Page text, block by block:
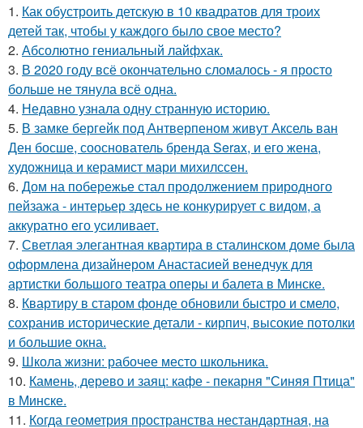
1. Как обустроить детскую в 10 квадратов для троих
детей так, чтобы у каждого было свое место?
2. Абсолютно гениальный лайфхак.
3. В 2020 году всё окончательно сломалось - я просто
больше не тянула всё одна.
4. Недавно узнала одну странную историю.
5. В замке бергейк под Антверпеном живут Аксель ван
Ден босше, сооснователь бренда Serax, и его жена,
художница и керамист мари михилссен.
6. Дом на побережье стал продолжением природного
пейзажа - интерьер здесь не конкурирует с видом, а
аккуратно его усиливает.
7. Светлая элегантная квартира в сталинском доме была
оформлена дизайнером Анастасией венедчук для
артистки большого театра оперы и балета в Минске.
8. Квартиру в старом фонде обновили быстро и смело,
сохранив исторические детали - кирпич, высокие потолки
и большие окна.
9. Школа жизни: рабочее место школьника.
10. Камень, дерево и заяц: кафе - пекарня "Синяя Птица"
в Минске.
11. Когда геометрия пространства нестандартная, на